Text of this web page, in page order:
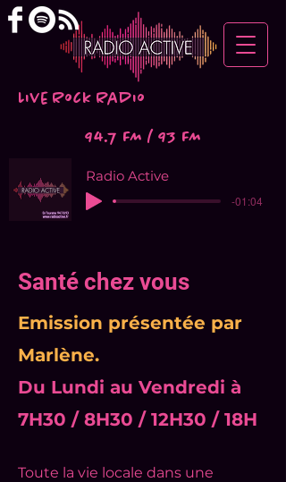
Live Rock Radio
Radio Active
-01:04
94.7 FM / 93 FM
Santé chez vous
Emission présentée par
Marlène.
Du Lundi au Vendredi à
7H30 / 8H30 / 12H30 / 18H
Toute la vie locale dans une